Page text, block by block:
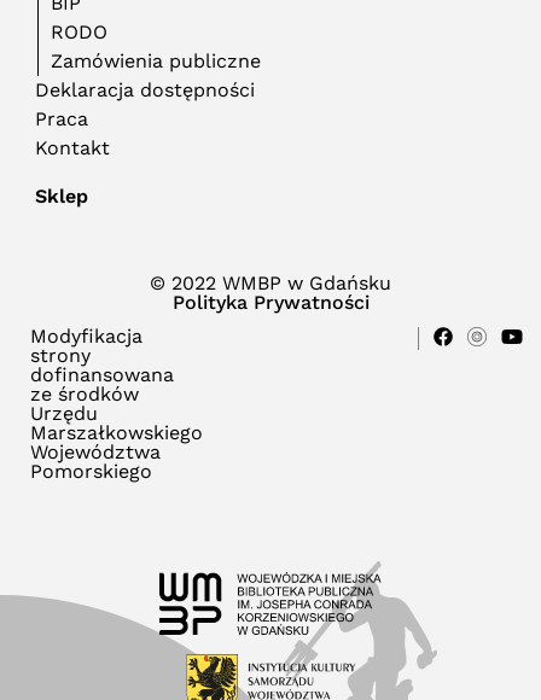
RODO
Zamówienia publiczne
Deklaracja dostępności
Praca
Kontakt
Sklep
© 2022 WMBP w Gdańsku
Polityka Prywatności
Modyfikacja
strony
dofinansowana
ze środków
Urzędu
Marszałkowskiego
Województwa
Pomorskiego